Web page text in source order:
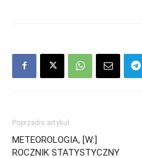
Poprzedni artykuł
METEOROLOGIA, [W:]
ROCZNIK STATYSTYCZNY